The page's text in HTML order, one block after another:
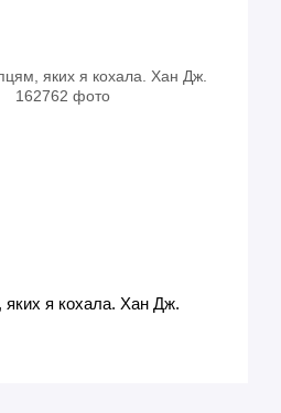
яких я кохала. Хан Дж.